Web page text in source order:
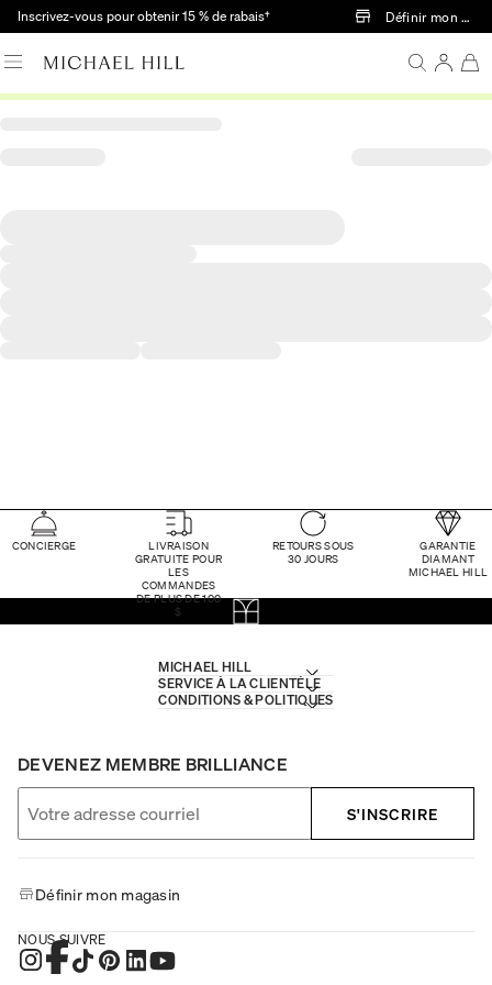
Passer au contenu principal
Inscrivez-vous pour obtenir 15 % de rabais† Définir mon
CONCIERGE
LIVRAISON
GRATUITE POUR
LES
COMMANDES
DE PLUS DE 100
$
RETOURS SOUS
30 JOURS
GARANTIE
DIAMANT
MICHAEL HILL
MICHAEL HILL
SERVICE À LA CLIENTÈLE
CONDITIONS & POLITIQUES
DEVENEZ MEMBRE BRILLIANCE
S'INSCRIRE
Définir mon magasin
NOUS SUIVRE